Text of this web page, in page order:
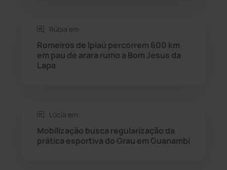
Sítio do Mato
Sudoeste Baiano
Rúbia em:
Romeiros de Ipiaú percorrem 600 km
em pau de arara rumo a Bom Jesus da
Lapa
Lúcia em:
Mobilização busca regularização da
prática esportiva do Grau em Guanambi